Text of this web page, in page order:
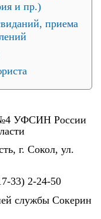
и пр.)
приема
УФСИН России
г. Сокол, ул.
33) 2-24-50
службы Сокерин